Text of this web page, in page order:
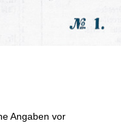
Angaben vor